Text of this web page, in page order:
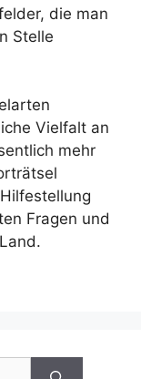
die man
Stelle
Vielfalt an
mehr
Fragen und